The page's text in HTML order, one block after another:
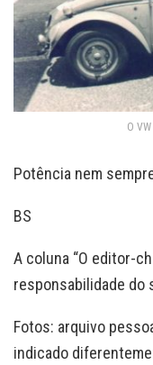
O
Potência nem
BS
A coluna “O editor-
responsabilidade do
Fotos: arquivo
indicado